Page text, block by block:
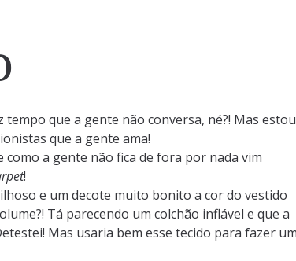
que a gente não conversa, né?! Mas estou
que a gente ama!
como a gente não fica de fora por nada vim
!
e um decote muito bonito a cor do vestido
Tá parecendo um colchão inflável e que a
Mas usaria bem esse tecido para fazer